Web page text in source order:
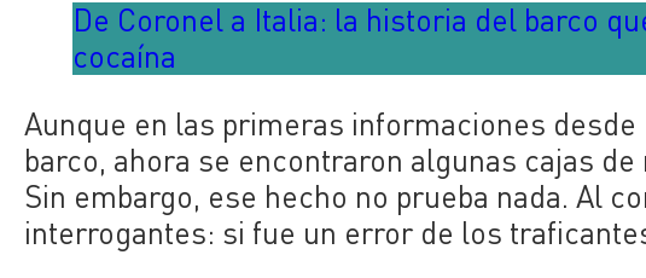
De Coronel a Italia: la historia del barco
cocaína
Aunque en las primeras informaciones desde
barco, ahora se encontraron algunas cajas
Sin embargo, ese hecho no prueba nada. Al
interrogantes: si fue un error de los